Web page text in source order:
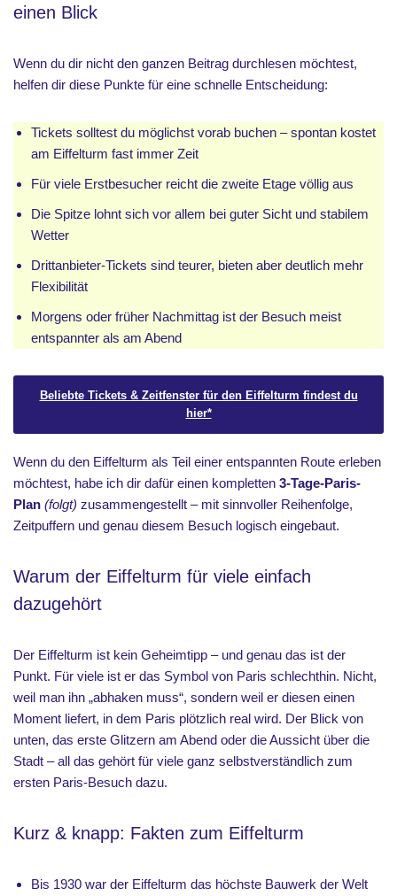
einen Blick
Wenn du dir nicht den ganzen Beitrag durchlesen möchtest,
helfen dir diese Punkte für eine schnelle Entscheidung:
Tickets solltest du möglichst vorab buchen – spontan kostet
am Eiffelturm fast immer Zeit
Für viele Erstbesucher reicht die zweite Etage völlig aus
Die Spitze lohnt sich vor allem bei guter Sicht und stabilem
Wetter
Drittanbieter-Tickets sind teurer, bieten aber deutlich mehr
Flexibilität
Morgens oder früher Nachmittag ist der Besuch meist
entspannter als am Abend
Beliebte Tickets & Zeitfenster für den Eiffelturm findest du
hier*
Wenn du den Eiffelturm als Teil einer entspannten Route erleben
möchtest, habe ich dir dafür einen kompletten 3-Tage-Paris-
Plan (folgt) zusammengestellt – mit sinnvoller Reihenfolge,
Zeitpuffern und genau diesem Besuch logisch eingebaut.
Warum der Eiffelturm für viele einfach
dazugehört
Der Eiffelturm ist kein Geheimtipp – und genau das ist der
Punkt. Für viele ist er das Symbol von Paris schlechthin. Nicht,
weil man ihn „abhaken muss“, sondern weil er diesen einen
Moment liefert, in dem Paris plötzlich real wird. Der Blick von
unten, das erste Glitzern am Abend oder die Aussicht über die
Stadt – all das gehört für viele ganz selbstverständlich zum
ersten Paris-Besuch dazu.
Kurz & knapp: Fakten zum Eiffelturm
Bis 1930 war der Eiffelturm das höchste Bauwerk der Welt